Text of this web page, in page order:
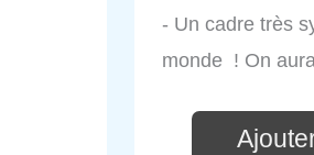
- Un cadre très
monde ! On